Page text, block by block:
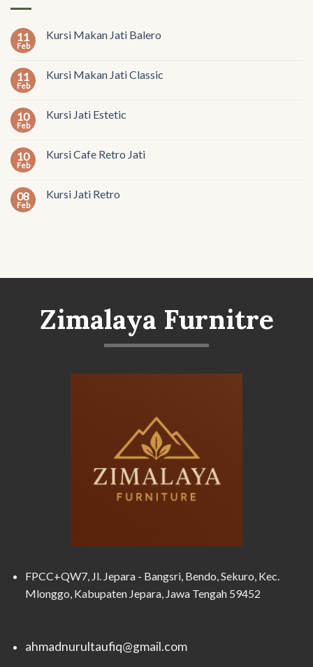
11
Feb
Kursi Makan Jati Balero
11
Feb
Kursi Makan Jati Classic
10
Feb
Kursi Jati Estetic
10
Feb
Kursi Cafe Retro Jati
08
Feb
Kursi Jati Retro
Zimalaya Furnitre
FPCC+QW7, Jl. Jepara - Bangsri, Bendo, Sekuro, Kec.
Mlonggo, Kabupaten Jepara, Jawa Tengah 59452
ahmadnurultaufiq@gmail.com